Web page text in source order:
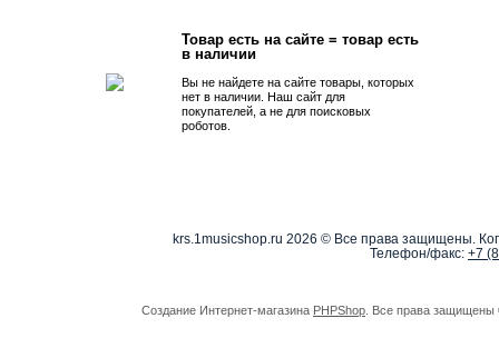
Товар есть на сайте = товар есть
в наличии
Вы не найдете на сайте товары, которых
нет в наличии. Наш сайт для
покупателей, а не для поисковых
роботов.
krs.1musicshop.ru 2026 © Все права защищены.
Телефон/факс: +7
Создание Интернет-магазина PHPShop . Все права защищены